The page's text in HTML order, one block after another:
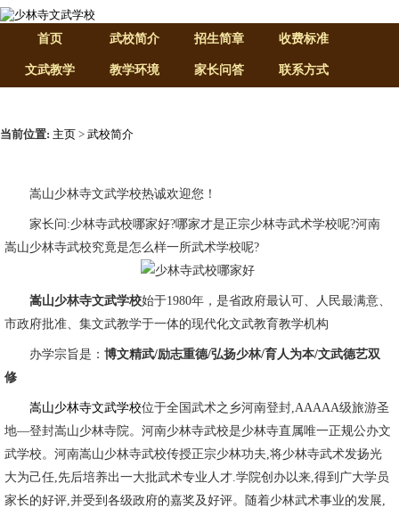
首页 武校简介 招生简章 收费标准
文武教学 教学环境 家长问答 联系方式
当前位置: 主页 > 武校简介
嵩山少林寺文武学校热诚欢迎您！
家长问:少林寺武校哪家好?哪家才是正宗少林寺武术学校呢?河南
嵩山少林寺武校究竟是怎么样一所武术学校呢?
嵩山少林寺文武学校始于1980年，是省政府最认可、人民最满意、
市政府批准、集文武教学于一体的现代化文武教育教学机构
办学宗旨是： 博文精武/励志重德/弘扬少林/育人为本/文武德艺双
修
嵩山少林寺文武学校位于全国武术之乡河南登封,AAAAA级旅游圣
地—登封嵩山少林寺院。河南少林寺武校是少林寺直属唯一正规公办文
武学校。河南嵩山少林寺武校传授正宗少林功夫,将少林寺武术发扬光
大为己任,先后培养出一大批武术专业人才.学院创办以来,得到广大学员
家长的好评,并受到各级政府的嘉奖及好评。随着少林武术事业的发展,